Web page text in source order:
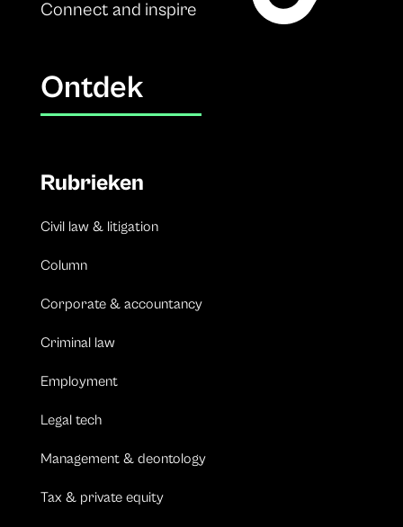
Connect and inspire
Ontdek
Rubrieken
Civil law & litigation
Column
Corporate & accountancy
Criminal law
Employment
Legal tech
Management & deontology
Tax & private equity